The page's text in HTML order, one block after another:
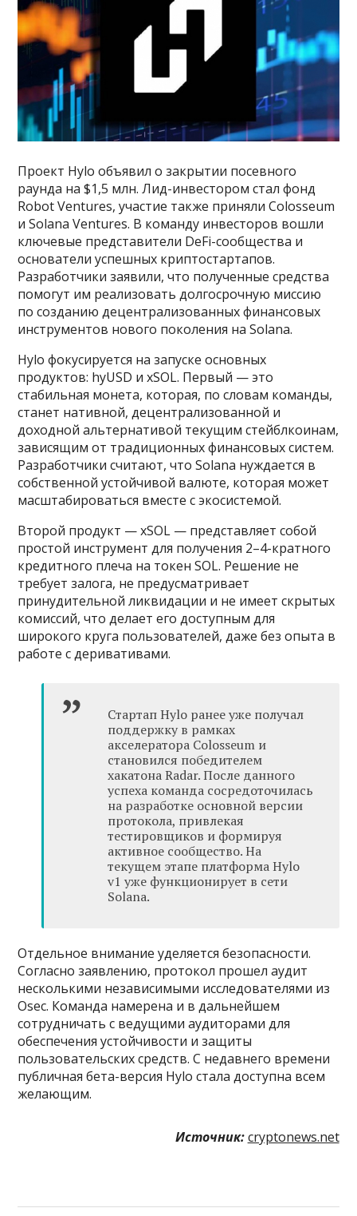
Проект Hylo объявил о закрытии посевного
раунда на $1,5 млн. Лид-инвестором стал фонд
Robot Ventures, участие также приняли Colosseum
и Solana Ventures. В команду инвесторов вошли
ключевые представители DeFi-сообщества и
основатели успешных криптостартапов.
Разработчики заявили, что полученные средства
помогут им реализовать долгосрочную миссию
по созданию децентрализованных финансовых
инструментов нового поколения на Solana.
Hylo фокусируется на запуске основных
продуктов: hyUSD и xSOL. Первый — это
стабильная монета, которая, по словам команды,
станет нативной, децентрализованной и
доходной альтернативой текущим стейблкоинам,
зависящим от традиционных финансовых систем.
Разработчики считают, что Solana нуждается в
собственной устойчивой валюте, которая может
масштабироваться вместе с экосистемой.
Второй продукт — xSOL — представляет собой
простой инструмент для получения 2–4-кратного
кредитного плеча на токен SOL. Решение не
требует залога, не предусматривает
принудительной ликвидации и не имеет скрытых
комиссий, что делает его доступным для
широкого круга пользователей, даже без опыта в
работе с деривативами.
Стартап Hylo ранее уже получал
поддержку в рамках
акселератора Colosseum и
становился победителем
хакатона Radar. После данного
успеха команда сосредоточилась
на разработке основной версии
протокола, привлекая
тестировщиков и формируя
активное сообщество. На
текущем этапе платформа Hylo
v1 уже функционирует в сети
Solana.
Отдельное внимание уделяется безопасности.
Согласно заявлению, протокол прошел аудит
несколькими независимыми исследователями из
Osec. Команда намерена и в дальнейшем
сотрудничать с ведущими аудиторами для
обеспечения устойчивости и защиты
пользовательских средств. С недавнего времени
публичная бета-версия Hylo стала доступна всем
желающим.
Источник: cryptonews.net